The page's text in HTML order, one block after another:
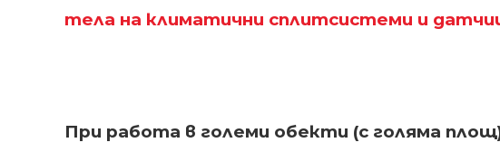
тела на климатични сплитсистеми и
При работа в големи обекти (с голяма